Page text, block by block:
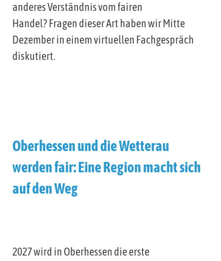
anderes Verständnis vom fairen
Handel? Fragen dieser Art haben wir Mitte
Dezember in einem virtuellen Fachgespräch
diskutiert.
Oberhessen und die Wetterau
werden fair: Eine Region macht sich
auf den Weg
2027 wird in Oberhessen die erste